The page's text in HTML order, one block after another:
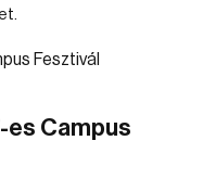
es Campus